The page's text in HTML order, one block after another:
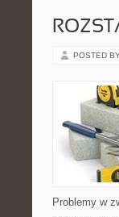
POSTED
Problemy w